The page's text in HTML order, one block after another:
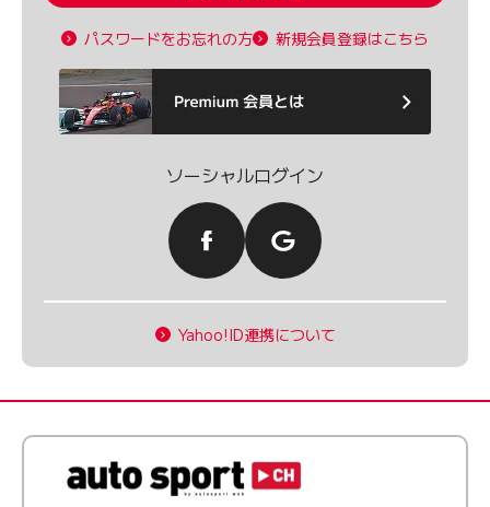
パスワードをお忘れの方 新規会員登録はこちら
ソーシャルログイン
Yahoo!ID連携について